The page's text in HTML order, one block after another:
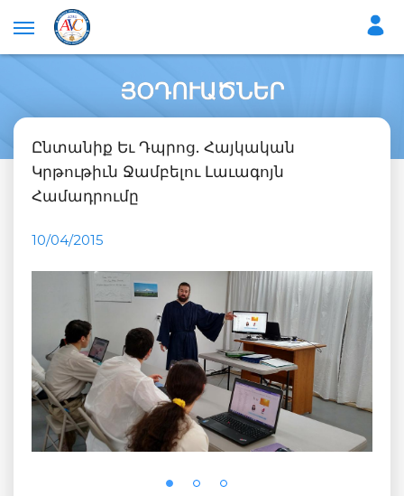
ՅՕԴՈՒԱԾՆԵՐ
Ընտանիք Եւ Դպրոց. Հայկական
Կրթութիւն Ջամբելու Լաւագոյն
Համադրումը
10/04/2015